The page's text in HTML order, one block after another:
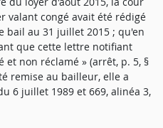
valant congé avait été rédigé
bail au 31 juillet 2015 ; qu'en
que cette lettre notifiant
et non réclamé » (arrêt, p. 5, §
remise au bailleur, elle a
6 juillet 1989 et 669, alinéa 3,